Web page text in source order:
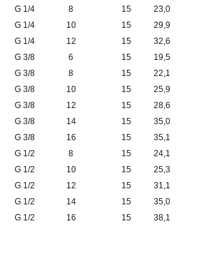
G 1/4
8 15 23,0
G 1/4
10 15 29,9
G 1/4
12 15 32,6
G 3/8
6 15 19,5
G 3/8
8 15 22,1
G 3/8
10 15 25,9
G 3/8
12 15 28,6
G 3/8
14 15 35,0
G 3/8
16 15 35,1
G 1/2
8 15 24,1
G 1/2
10 15 25,3
G 1/2
12 15 31,1
G 1/2
14 15 35,0
G 1/2
16 15 38,1